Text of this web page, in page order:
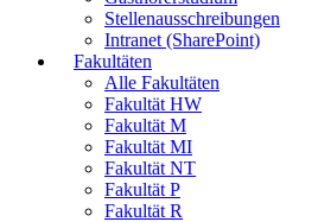
Stellenausschreibungen
Intranet (SharePoint)
Fakultäten
Alle Fakultäten
Fakultät HW
Fakultät M
Fakultät MI
Fakultät NT
Fakultät P
Fakultät R